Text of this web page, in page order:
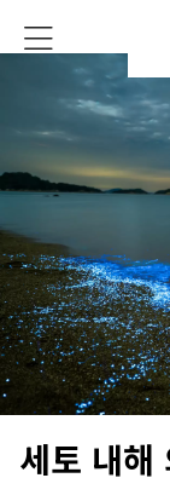
세토 내해